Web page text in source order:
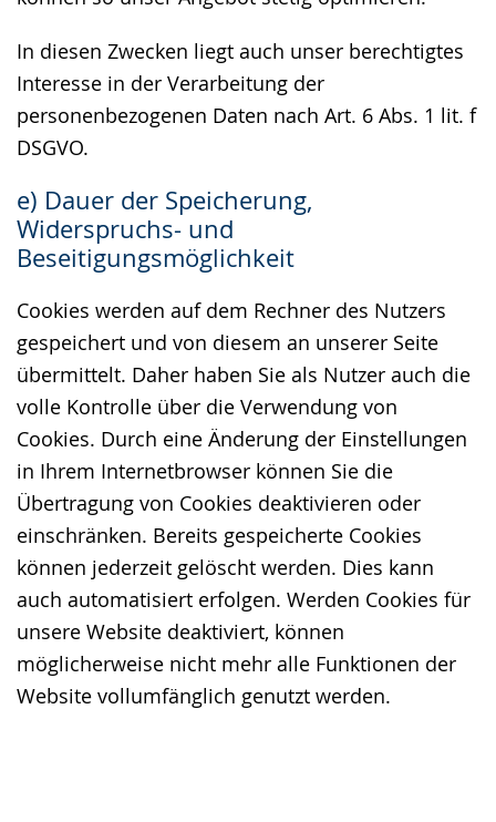
In diesen Zwecken liegt auch unser berechtigtes
Interesse in der Verarbeitung der
personenbezogenen Daten nach Art. 6 Abs. 1 lit. f
DSGVO.
e) Dauer der Speicherung,
Widerspruchs- und
Beseitigungsmöglichkeit
Cookies werden auf dem Rechner des Nutzers
gespeichert und von diesem an unserer Seite
übermittelt. Daher haben Sie als Nutzer auch die
volle Kontrolle über die Verwendung von
Cookies. Durch eine Änderung der Einstellungen
in Ihrem Internetbrowser können Sie die
Übertragung von Cookies deaktivieren oder
einschränken. Bereits gespeicherte Cookies
können jederzeit gelöscht werden. Dies kann
auch automatisiert erfolgen. Werden Cookies für
unsere Website deaktiviert, können
möglicherweise nicht mehr alle Funktionen der
Website vollumfänglich genutzt werden.